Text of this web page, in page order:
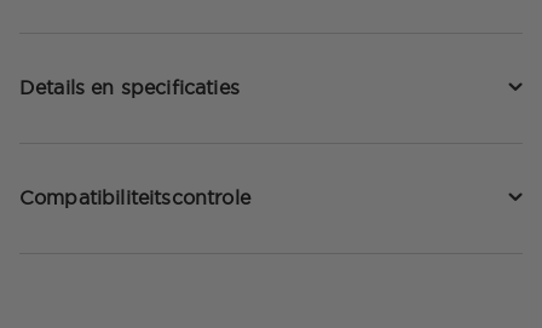
Details en specificaties
Compatibiliteitscontrole